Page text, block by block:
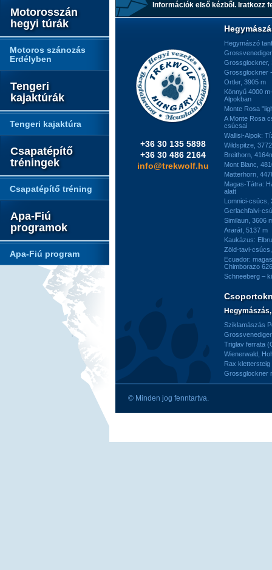
Motorosszán
hegyi túrák
Motoros szánozás
Erdélyben
Tengeri
kajaktúrák
Tengeri kajaktúra
Csapatépítő
tréningek
Csapatépítő tréning
Apa-Fiú
programok
Apa-Fiú program
Információk első kézből. Iratkozz
+36 30 135 5898
+36 30 486 2164
info@trekwolf.hu
Hegymászó
Grossglockner,
Grossglockner
Ortler, 3905 m
Könnyű 4000
Alpokban
Monte Rosa
A Monte Rosa
csúcsai
Wallisi-Alpok:
Wildspitze,
Breithorn,
Mont Blanc,
Matterhorn,
Magas-Tátra:
alatt
Lomnici-csúcs,
Gerlachfalvi-
Similaun, 3606
Ararát, 5137 m
Kaukázus:
Zöld-tavi-
Ecuador:
Chimborazo
Schneeberg –
Sziklamászás
Triglav ferrata
Wienerwald,
Rax
Grossglockner
© Minden jog fenntartva.